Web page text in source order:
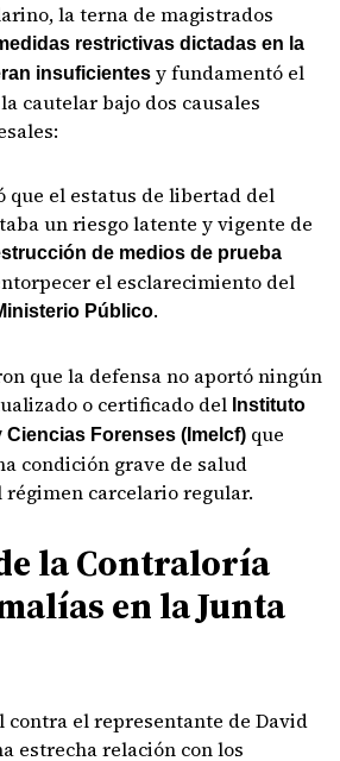
la terna de magistrados
restrictivas dictadas en la
insuficientes y fundamentó el
cautelar bajo dos causales
que el estatus de libertad del
un riesgo latente y vigente de
de medios de prueba
el esclarecimiento del
Público.
que la defensa no aportó ningún
o certificado del Instituto
Ciencias Forenses (Imelcf) que
condición grave de salud
carcelario regular.
la Contraloría
en la Junta
contra el representante de David
estrecha relación con los